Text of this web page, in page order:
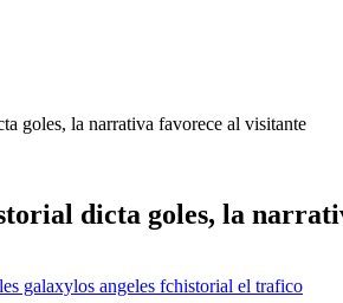
goles, la narrativa favorece al visitante
dicta goles, la
galaxylos angeles fchistorial el trafico